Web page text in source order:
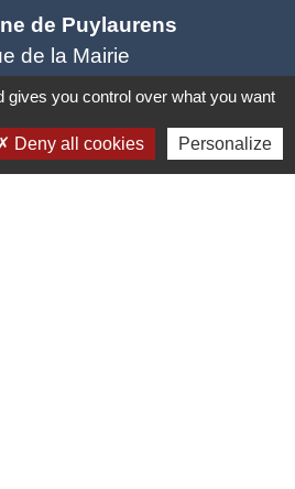
de Puylaurens
de la Mairie
- FRANCE
par formulaire
gives you control over what you want
Deny all cookies Personalize